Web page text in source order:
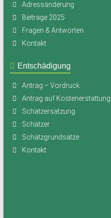
Adressänderung
Beiträge 2025
Fragen & Antworten
Kontakt
Entschädigung
Antrag – Vordruck
Antrag auf Kostenerstattung
Schätzersatzung
Schätzer
Schätzgrundsätze
Kontakt